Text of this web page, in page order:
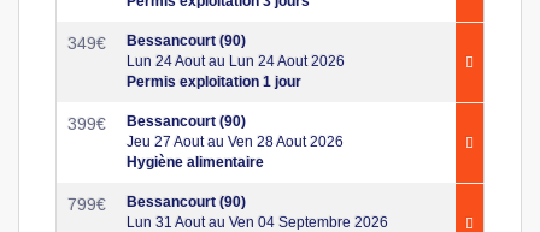
349€
Bessancourt (90)
Lun 24 Aout au Lun 24 Aout 2026
Permis exploitation 1 jour
399€
Bessancourt (90)
Jeu 27 Aout au Ven 28 Aout 2026
Hygiène alimentaire
799€
Bessancourt (90)
Lun 31 Aout au Ven 04 Septembre 2026